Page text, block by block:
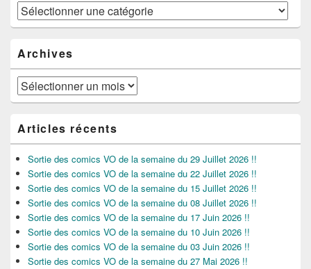
Catégories
Archives
Archives
Articles récents
Sortie des comics VO de la semaine du 29 Juillet 2026 !!
Sortie des comics VO de la semaine du 22 Juillet 2026 !!
Sortie des comics VO de la semaine du 15 Juillet 2026 !!
Sortie des comics VO de la semaine du 08 Juillet 2026 !!
Sortie des comics VO de la semaine du 17 Juin 2026 !!
Sortie des comics VO de la semaine du 10 Juin 2026 !!
Sortie des comics VO de la semaine du 03 Juin 2026 !!
Sortie des comics VO de la semaine du 27 Mai 2026 !!